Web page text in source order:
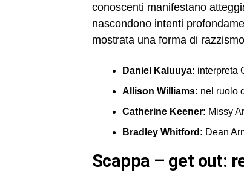
conoscenti manifestano
nascondono intenti
mostrata una forma di
Daniel Kaluuya: interpreta
Allison Williams: nel ruolo
Catherine Keener: Missy
Bradley Whitford: Dean
scappa – get out: